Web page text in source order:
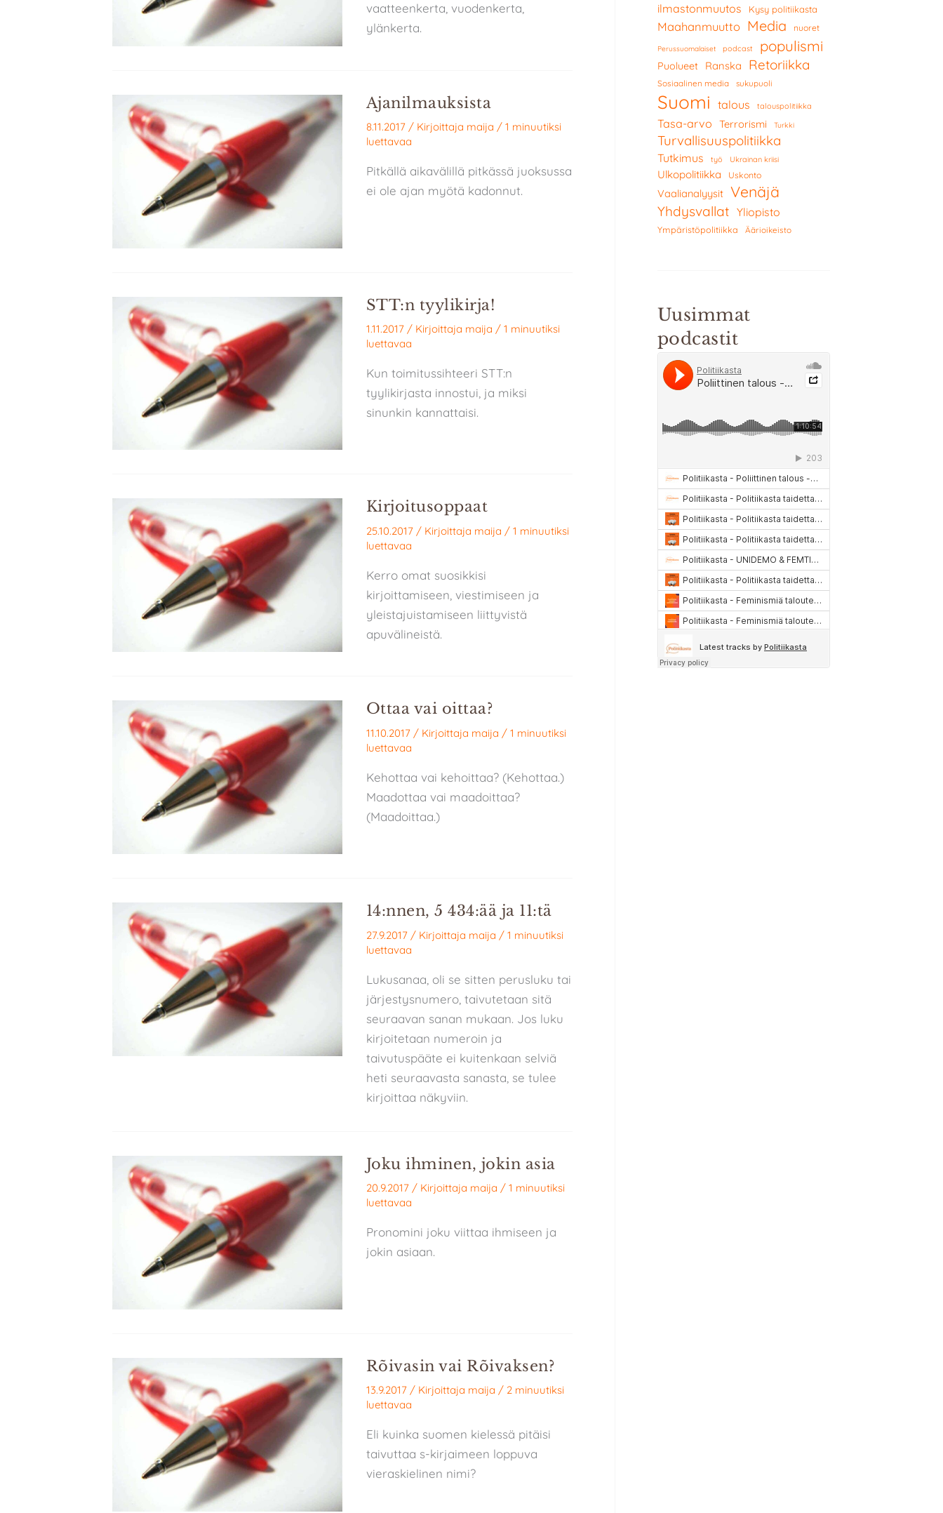
vaatteenkerta, vuodenkerta,
ylänkerta.
Ajanilmauksista
8.11.2017 / Kirjoittaja maija / 1 minuutiksi
luettavaa
Pitkällä aikavälillä pitkässä juoksussa
ei ole ajan myötä kadonnut.
STT:n tyylikirja!
1.11.2017 / Kirjoittaja maija / 1 minuutiksi
luettavaa
Kun toimitussihteeri STT:n
tyylikirjasta innostui, ja miksi
sinunkin kannattaisi.
Kirjoitusoppaat
25.10.2017 / Kirjoittaja maija / 1 minuutiksi
luettavaa
Kerro omat suosikkisi
kirjoittamiseen, viestimiseen ja
yleistajuistamiseen liittyvistä
apuvälineistä.
Ottaa vai oittaa?
11.10.2017 / Kirjoittaja maija / 1 minuutiksi
luettavaa
Kehottaa vai kehoittaa? (Kehottaa.)
Maadottaa vai maadoittaa?
(Maadoittaa.)
14:nnen, 5 434:ää ja 11:tä
27.9.2017 / Kirjoittaja maija / 1 minuutiksi
luettavaa
Lukusanaa, oli se sitten perusluku tai
järjestysnumero, taivutetaan sitä
seuraavan sanan mukaan. Jos luku
kirjoitetaan numeroin ja
taivutuspääte ei kuitenkaan selviä
heti seuraavasta sanasta, se tulee
kirjoittaa näkyviin.
Joku ihminen, jokin asia
20.9.2017 / Kirjoittaja maija / 1 minuutiksi
luettavaa
Pronomini joku viittaa ihmiseen ja
jokin asiaan.
Rõivasin vai Rõivaksen?
13.9.2017 / Kirjoittaja maija / 2 minuutiksi
luettavaa
Eli kuinka suomen kielessä pitäisi
taivuttaa s-kirjaimeen loppuva
vieraskielinen nimi?
ilmastonmuutos Kysy politiikasta
Maahanmuutto Media nuoret
Perussuomalaiset podcast populismi
Puolueet Ranska Retoriikka
Sosiaalinen media sukupuoli
Suomi talous talouspolitiikka
Tasa-arvo Terrorismi Turkki
Turvallisuuspolitiikka
Tutkimus työ Ukrainan kriisi
Ulkopolitiikka Uskonto
Vaalianalyysit Venäjä
Yhdysvallat Yliopisto
Ympäristöpolitiikka Äärioikeisto
Uusimmat
podcastit